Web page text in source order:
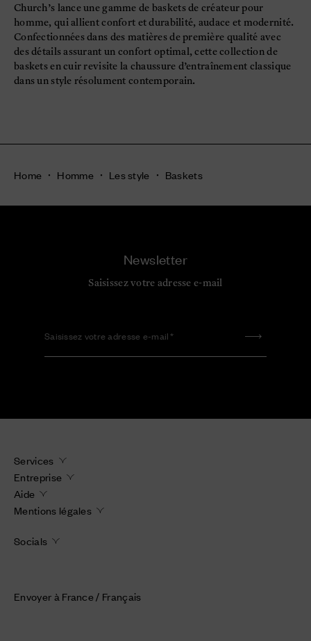
Church’s lance une gamme de baskets de créateur pour
homme, qui allient confort et durabilité, audace et modernité.
Confectionnées dans des matières de première qualité avec
des détails assurant un confort optimal, cette collection de
baskets en cuir revisite la chaussure d’entraînement classique
dans un style résolument contemporain.
Home Homme Les style Baskets
Newsletter
Saisissez votre adresse e-mail
Saisissez votre adresse e-mail
Services
Entreprise
Aide
Mentions légales
Socials
Envoyer à France / Français